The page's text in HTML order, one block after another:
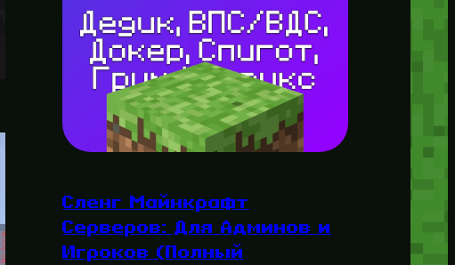
Сленг Майнкрафт
Серверов: Для Админов и
Игроков (Полный